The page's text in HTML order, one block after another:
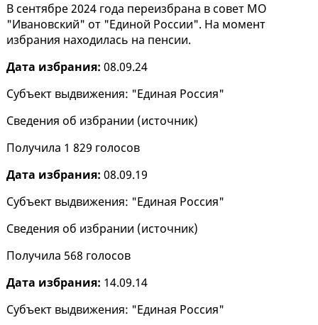
В сентябре 2024 года переизбрана в совет МО
"Ивановский" от "Единой России". На момент
избрания находилась на пенсии.
Дата избрания: 08.09.24
Субъект выдвижения: "Единая Россия"
Сведения об избрании (источник)
Получила 1 829 голосов
Дата избрания: 08.09.19
Субъект выдвижения: "Единая Россия"
Сведения об избрании (источник)
Получила 568 голосов
Дата избрания: 14.09.14
Субъект выдвижения: "Единая Россия"